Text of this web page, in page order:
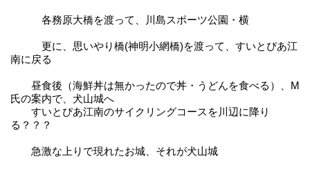
各務原大橋を渡って、川島スポーツ公園・横
更に、思いやり橋(神明小網橋)を渡って、すいとぴあ江
南に戻る
昼食後（海鮮丼は無かったので丼・うどんを食べる）、M
氏の案内で、犬山城へ
すいとぴあ江南のサイクリングコースを川辺に降り
る？？？
急激な上りで現れたお城、それが犬山城